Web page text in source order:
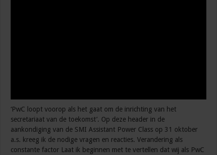
‘PwC loopt voorop als het gaat om de inrichting van het
secretariaat van de toekomst’. Op deze header in de
aankondiging van de SMI Assistant Power Class op 31 oktober
a.s. kreeg ik de nodige vragen en reacties. Verandering als
constante factor Laat ik beginnen met te vertellen dat wij als PwC